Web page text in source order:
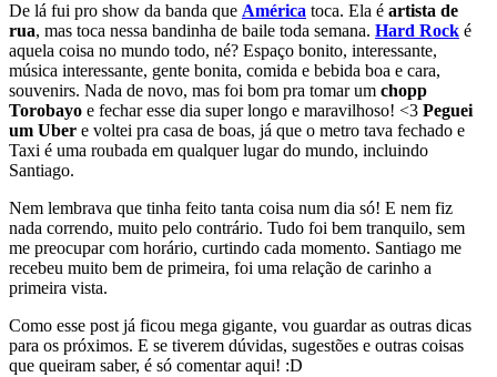
De lá fui pro show da banda que América toca. Ela é artista de
rua, mas toca nessa bandinha de baile toda semana. Hard Rock é
aquela coisa no mundo todo, né? Espaço bonito, interessante,
música interessante, gente bonita, comida e bebida boa e cara,
souvenirs. Nada de novo, mas foi bom pra tomar um chopp
Torobayo e fechar esse dia super longo e maravilhoso! <3 Peguei
um Uber e voltei pra casa de boas, já que o metro tava fechado e
Taxi é uma roubada em qualquer lugar do mundo, incluindo
Santiago.
Nem lembrava que tinha feito tanta coisa num dia só! E nem fiz
nada correndo, muito pelo contrário. Tudo foi bem tranquilo, sem
me preocupar com horário, curtindo cada momento. Santiago me
recebeu muito bem de primeira, foi uma relação de carinho a
primeira vista.
Como esse post já ficou mega gigante, vou guardar as outras dicas
para os próximos. E se tiverem dúvidas, sugestões e outras coisas
que queiram saber, é só comentar aqui! :D